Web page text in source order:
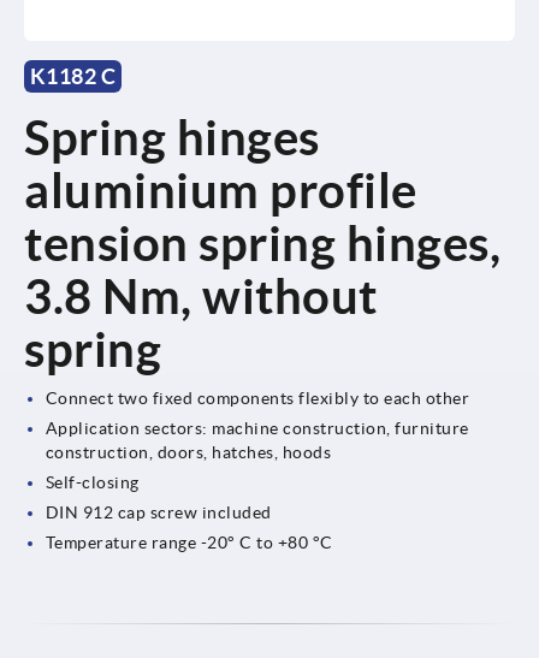
K1182 C
Spring hinges
aluminium profile
tension spring hinges,
3.8 Nm, without
spring
Connect two fixed components flexibly to each other
Application sectors: machine construction, furniture
construction, doors, hatches, hoods
Self-closing
DIN 912 cap screw included
Temperature range -20° C to +80 °C